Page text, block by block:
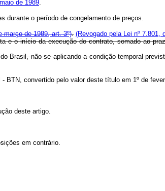
de 1989.
durante o período de congelamento de preços.
março de 1989, art. 3º). (Revogado pela Lei nº 7.801,
e o início da execução do contrato, somado ao
Brasil, não se aplicando a condição temporal
BTN, convertido pelo valor deste título em 1º de
deste artigo.
em contrário.